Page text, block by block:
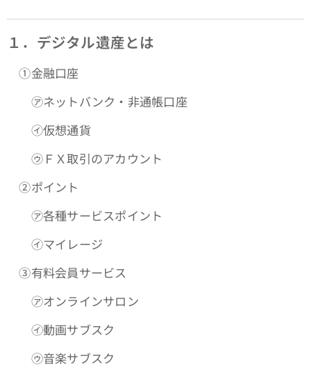
１．デジタル遺産とは
①金融口座
㋐ネットバンク・非通帳口座
㋑仮想通貨
㋒ＦＸ取引のアカウント
➁ポイント
㋐各種サービスポイント
㋑マイレージ
③有料会員サービス
㋐オンラインサロン
㋑動画サブスク
㋒音楽サブスク